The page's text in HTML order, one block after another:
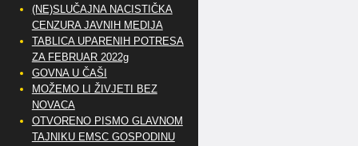
(NE)SLUČAJNA NACISTIČKA
CENZURA JAVNIH MEDIJA
TABLICA UPARENIH POTRESA
ZA FEBRUAR 2022g
GOVNA U ČAŠI
MOŽEMO LI ŽIVJETI BEZ
NOVACA
OTVORENO PISMO GLAVNOM
TAJNIKU EMSC GOSPODINU